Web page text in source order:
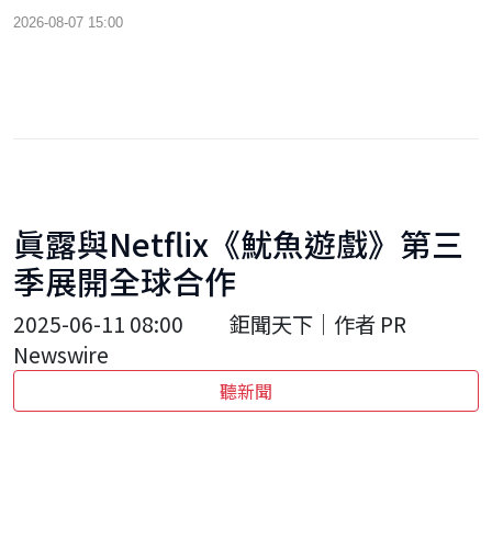
2026-08-07 15:00
眞露與Netflix《魷魚遊戲》第三
季展開全球合作
2025-06-11 08:00
鉅聞天下｜作者 PR
Newswire
聽新聞